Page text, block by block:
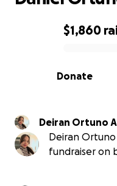
0% complete
$1,860
Donate
Deiran Ortuno
Deiran Ortuno
fundraiser on